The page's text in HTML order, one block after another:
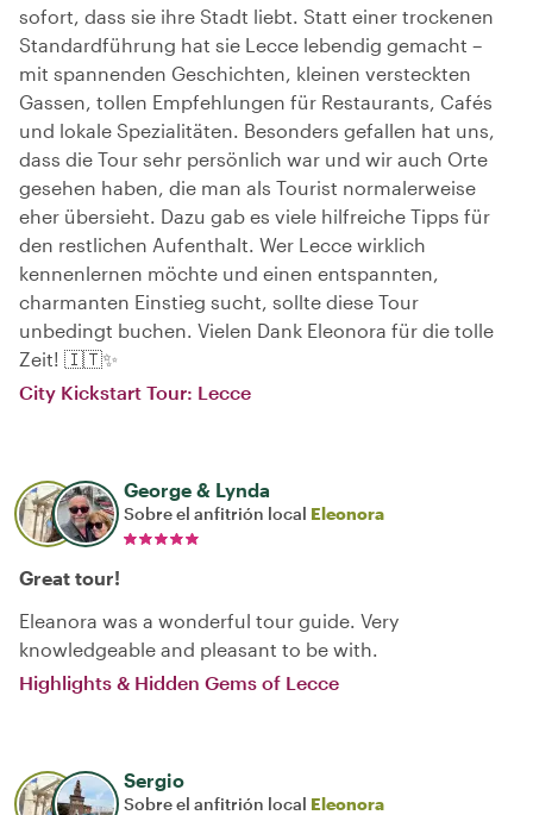
sofort, dass sie ihre Stadt liebt. Statt einer trockenen
Standardführung hat sie Lecce lebendig gemacht –
mit spannenden Geschichten, kleinen versteckten
Gassen, tollen Empfehlungen für Restaurants, Cafés
und lokale Spezialitäten. Besonders gefallen hat uns,
dass die Tour sehr persönlich war und wir auch Orte
gesehen haben, die man als Tourist normalerweise
eher übersieht. Dazu gab es viele hilfreiche Tipps für
den restlichen Aufenthalt. Wer Lecce wirklich
kennenlernen möchte und einen entspannten,
charmanten Einstieg sucht, sollte diese Tour
unbedingt buchen. Vielen Dank Eleonora für die tolle
Zeit! 🇮🇹✨
City Kickstart Tour: Lecce
George & Lynda
Sobre el anfitrión local Eleonora
Great tour!
Eleanora was a wonderful tour guide. Very
knowledgeable and pleasant to be with.
Highlights & Hidden Gems of Lecce
Sergio
Sobre el anfitrión local Eleonora